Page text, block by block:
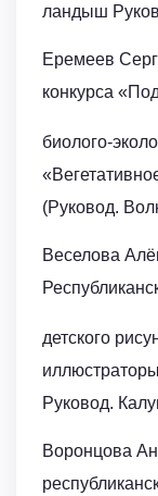
ландыш
Еремеев
конкурса
биолого-
(Руковод.
Веселова
детского
Руковод.
Воронцова